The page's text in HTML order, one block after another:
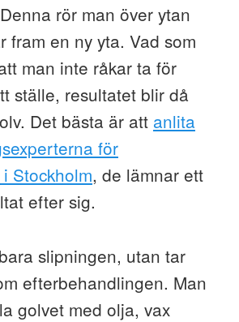
rör man över ytan
fram en ny yta. Vad som
man inte råkar ta för
ställe, resultatet blir då
Det bästa är att anlita
för
Stockholm, de lämnar ett
efter sig.
slipningen, utan tar
efterbehandlingen. Man
golvet med olja, vax